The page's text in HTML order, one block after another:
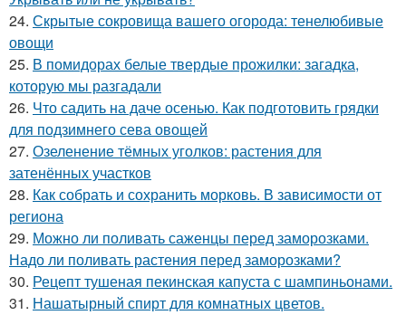
24. Скрытые сокровища вашего огорода: тенелюбивые
овощи
25. В помидорах белые твердые прожилки: загадка,
которую мы разгадали
26. Что садить на даче осенью. Как подготовить грядки
для подзимнего сева овощей
27. Озеленение тёмных уголков: растения для
затенённых участков
28. Как собрать и сохранить морковь. В зависимости от
региона
29. Можно ли поливать саженцы перед заморозками.
Надо ли поливать растения перед заморозками?
30. Рецепт тушеная пекинская капуста с шампиньонами.
31. Нашатырный спирт для комнатных цветов.